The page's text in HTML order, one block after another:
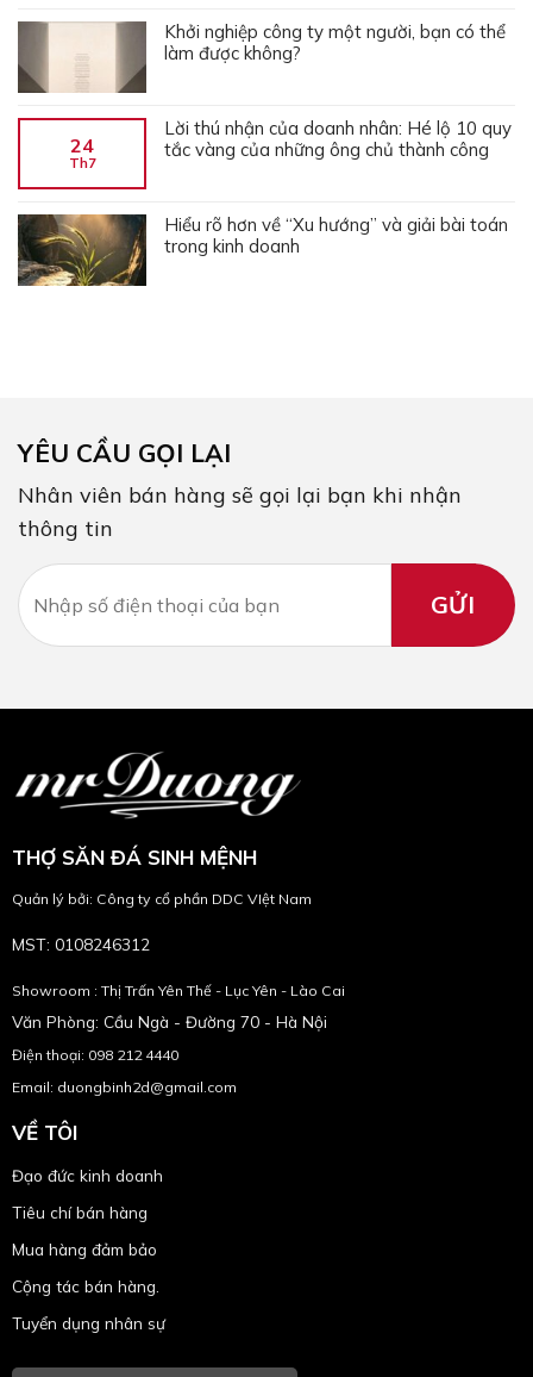
Khởi nghiệp công ty một người, bạn có thể
làm được không?
24
Th7
Lời thú nhận của doanh nhân: Hé lộ 10 quy
tắc vàng của những ông chủ thành công
Hiểu rõ hơn về “Xu hướng” và giải bài toán
trong kinh doanh
YÊU CẦU GỌI LẠI
Nhân viên bán hàng sẽ gọi lại bạn khi nhận
thông tin
THỢ SĂN ĐÁ SINH MỆNH
Quản lý bởi: Công ty cổ phần DDC VIệt Nam
MST: 0108246312
Showroom : Thị Trấn Yên Thế - Lục Yên - Lào Cai
Văn Phòng: Cầu Ngà - Đường 70 - Hà Nội
Điện thoại: 098 212 4440
Email: duongbinh2d@gmail.com
VỀ TÔI
Đạo đức kinh doanh
Tiêu chí bán hàng
Mua hàng đảm bảo
Cộng tác bán hàng.
Tuyển dụng nhân sự